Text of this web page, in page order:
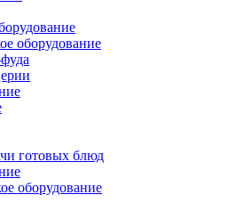
оборудование
готовых блюд
оборудование